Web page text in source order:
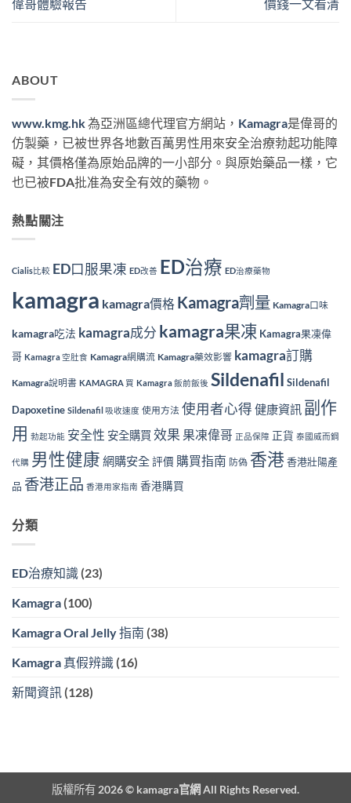
偉哥體驗報告
價錢一文看清
ABOUT
www.kmg.hk為亞洲區總代理官方網站， Kamagra是偉哥的
仿製藥，已被世界各地數百萬男性用來安全治療勃起功能障
礙，其價格僅為原始品牌的一小部分。與原始藥品一樣，它
也已被FDA批准為安全有效的藥物。
熱點關注
Cialis比較 ED口服果凍 ED改善 ED治療 ED治療藥物
kamagra kamagra價格 Kamagra劑量 Kamagra口味
kamagra吃法 kamagra成分 kamagra果凍 Kamagra果凍偉
哥 Kamagra 空肚食 Kamagra網購流 Kamagra藥效影響 kamagra訂購
Kamagra說明書 KAMAGRA 買 Kamagra 飯前飯後 Sildenafil Sildenafil
Dapoxetine Sildenafil 吸收速度 使用方法 使用者心得 健康資訊 副作
用 勃起功能 安全性 安全購買 效果 果凍偉哥 正品保障 正貨 泰國威而鋼
代購 男性健康 網購安全評價 購買指南 防偽 香港香港壯陽產
品 香港正品 香港用家指南 香港購買
分類
ED治療知識 (23)
Kamagra (100)
Kamagra Oral Jelly 指南 (38)
Kamagra 真假辨識 (16)
新聞資訊 (128)
版權所有 2026 © kamagra官網 All Rights Reserved.